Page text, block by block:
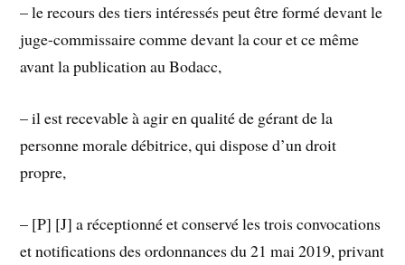
– le recours des tiers intéressés peut être formé devant le
juge-commissaire comme devant la cour et ce même
avant la publication au Bodacc,
– il est recevable à agir en qualité de gérant de la
personne morale débitrice, qui dispose d’un droit
propre,
– [P] [J] a réceptionné et conservé les trois convocations
et notifications des ordonnances du 21 mai 2019, privant